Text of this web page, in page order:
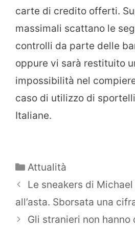
carte di credito offerti.
massimali scattano le
controlli da parte delle
oppure vi sarà restituito
impossibilità nel
caso di utilizzo di
Italiane.
Categorie
Attualità
Le sneakers di
all’asta. Sborsata una
Gli stranieri non